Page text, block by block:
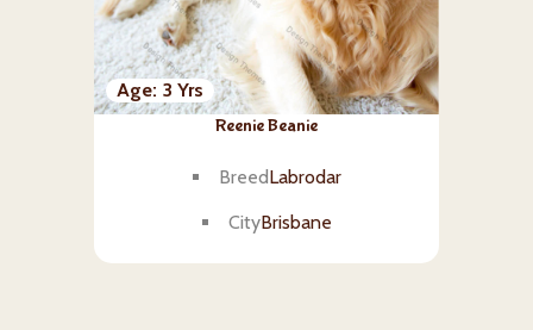
Age 3 Yrs
Reenie Beanie
BreedLabrodar
CityBrisbane